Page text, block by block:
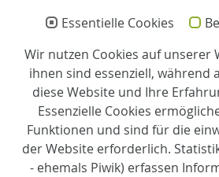
Leitung:
Diana Beine
Birgit
Partner
Essentielle Cookies
Wir nutzen Cookies auf unserer
ihnen sind essenziell, während
diese Website und Ihre
Essenzielle Cookies
Funktionen und sind für die
der Website erforderlich.
- ehemals Piwik) erfassen